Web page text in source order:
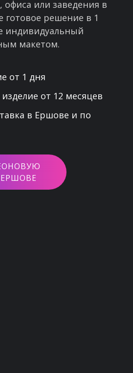
офиса или заведения в
решение в 1
индивидуальный
макетом.
от 1 дня
от 12 месяцев
в Ершове и по